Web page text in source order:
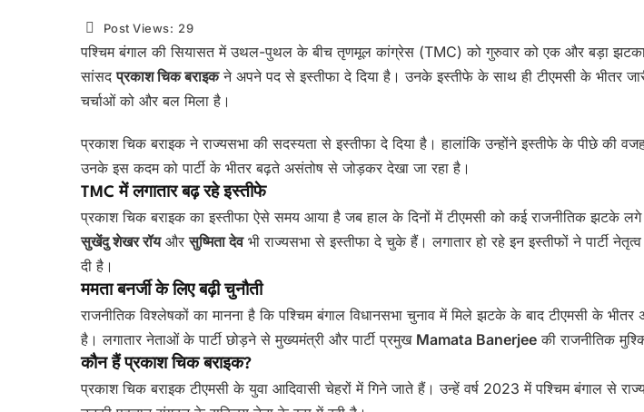
Post Views: 29
पश्चिम बंगाल की सियासत में उथल-पुथल के बीच तृणमूल कांग्रेस (TMC) को गुरुवार को एक और बड़ा झटका
सांसदप्रकाश चिक बराइकने अपने पद से इस्तीफा दे दिया है। उनके इस्तीफे के साथ ही टीएमसी के भीतर
चर्चाओं को और बल मिला है।
प्रकाश चिक बराइक ने राज्यसभा की सदस्यता से इस्तीफा दे दिया है। हालांकि उन्होंने इस्तीफे के पीछे की
उनके इस कदम को पार्टी के भीतर बढ़ते असंतोष से जोड़कर देखा जा रहा है।
TMC में लगातार बढ़ रहे इस्तीफे
प्रकाश चिक बराइक का इस्तीफा ऐसे समय आया है जब हाल के दिनों में टीएमसी को कई राजनीतिक झटके
सुखेंदु शेखर रॉयऔरसुष्मिता देवभी राज्यसभा से इस्तीफा दे चुके हैं। लगातार हो रहे इन इस्तीफों ने पार्टी
दी है।
ममता बनर्जी के लिए बढ़ी चुनौती
राजनीतिक विश्लेषकों का मानना है कि पश्चिम बंगाल विधानसभा चुनाव में मिले झटके के बाद टीएमसी के
है। लगातार नेताओं के पार्टी छोड़ने से मुख्यमंत्री और पार्टी प्रमुख Mamata Banerjee की राजनीतिक
कौन हैं प्रकाश चिक बराइक?
प्रकाश चिक बराइक टीएमसी के युवा आदिवासी चेहरों में गिने जाते हैं। उन्हें वर्ष 2023 में पश्चिम बंगाल से